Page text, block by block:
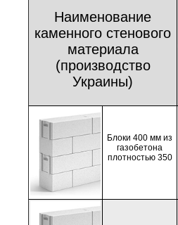
Наименование
каменного стенового
материала
(производство
Украины)
Блоки 400 мм из
газобетона
плотностью 350